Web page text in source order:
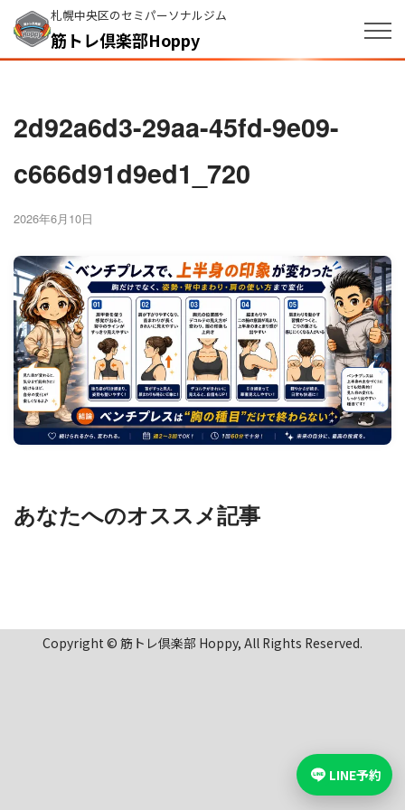
札幌中央区のセミパーソナルジム
筋トレ倶楽部Hoppy
2d92a6d3-29aa-45fd-9e09-
c666d91d9ed1_720
2026年6月10日
あなたへのオススメ記事
Copyright © 筋トレ倶楽部 Hoppy, All Rights Reserved.
LINE予約